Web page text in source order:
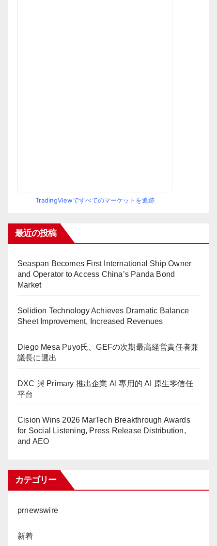
TradingViewですべてのマーケットを追跡
最近の投稿
Seaspan Becomes First International Ship Owner
and Operator to Access China’s Panda Bond
Market
Solidion Technology Achieves Dramatic Balance
Sheet Improvement, Increased Revenues
Diego Mesa Puyo氏、GEFの次期最高経営責任者兼
議長に選出
DXC 與 Primary 推出企業 AI 專用的 AI 原生零信任
平台
Cision Wins 2026 MarTech Breakthrough Awards
for Social Listening, Press Release Distribution,
and AEO
カテゴリー
prnewswire
新着